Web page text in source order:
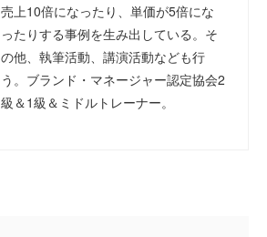
売上10倍になったり、単価が5倍にな
ったりする事例を生み出している。そ
の他、執筆活動、講演活動なども行
う。ブランド・マネージャー認定協会2
級＆1級＆ミドルトレーナー。